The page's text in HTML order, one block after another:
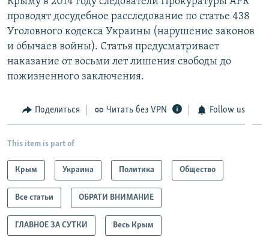
проводят досудебное расследование по статье 438
Уголовного кодекса Украины (нарушение законов
и обычаев войны). Статья предусматривает
наказание от восьми лет лишения свободы до
пожизненного заключения.
Поделиться Читать без VPN Follow us
This item is part of
Крым Украина Политика Общество
Все статьи ОБРАТИ ВНИМАНИЕ
ГЛАВНОЕ ЗА СУТКИ Весь Крым